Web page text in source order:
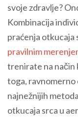
svoje zdravlje?
Kombinacija
praćenja otkucaja
pravilnim
trenirate na način
toga,
najnežnijih
otkucaja srca u